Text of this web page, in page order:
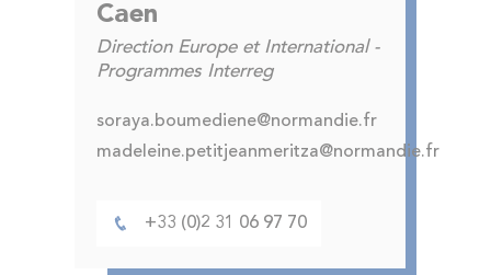
Caen
Direction Europe et International -
Programmes Interreg
soraya.boumediene@normandie.fr
madeleine.petitjeanmeritza@normandie.fr
+33 (0)2 31 06 97 70